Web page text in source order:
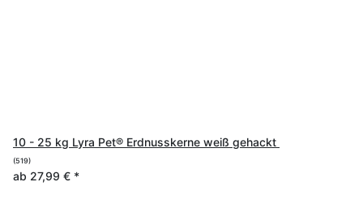
10 - 25 kg Lyra Pet® Erdnusskerne weiß gehackt
(519)
ab 27,99 € *